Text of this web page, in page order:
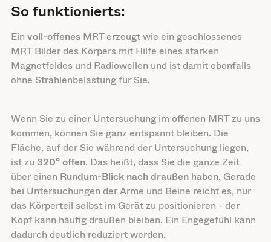
So funktionierts:
Ein voll-offenes MRT erzeugt wie ein geschlossenes
MRT Bilder des Körpers mit Hilfe eines starken
Magnetfeldes und Radiowellen und ist damit ebenfalls
ohne Strahlenbelastung für Sie.
Wenn Sie zu einer Untersuchung im offenen MRT zu uns
kommen, können Sie ganz entspannt bleiben. Die
Fläche, auf der Sie während der Untersuchung liegen,
ist zu 320° offen. Das heißt, dass Sie die ganze Zeit
über einen Rundum-Blick nach draußenhaben. Gerade
bei Untersuchungen der Arme und Beine reicht es, nur
das Körperteil selbst im Gerät zu positionieren - der
Kopf kann häufig draußen bleiben. Ein Engegefühl kann
dadurch deutlich reduziert werden.